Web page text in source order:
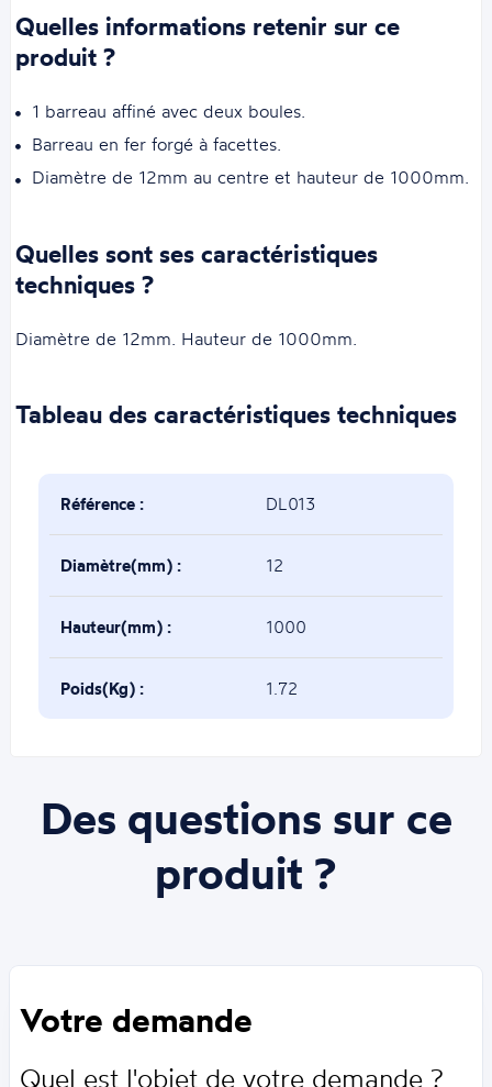
Quelles informations retenir sur ce
produit ?
1 barreau affiné avec deux boules.
Barreau en fer forgé à facettes.
Diamètre de 12mm au centre et hauteur de 1000mm.
Quelles sont ses caractéristiques
techniques ?
Diamètre de 12mm. Hauteur de 1000mm.
Tableau des caractéristiques techniques
Référence : DL013
Diamètre(mm) : 12
Hauteur(mm) : 1000
Poids(Kg) : 1.72
Des questions sur ce
produit ?
Votre demande
Quel est l'objet de votre demande ?